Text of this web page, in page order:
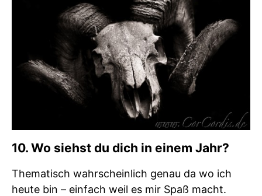
10. Wo siehst du dich in einem Jahr?
Thematisch wahrscheinlich genau da wo ich
heute bin – einfach weil es mir Spaß macht.